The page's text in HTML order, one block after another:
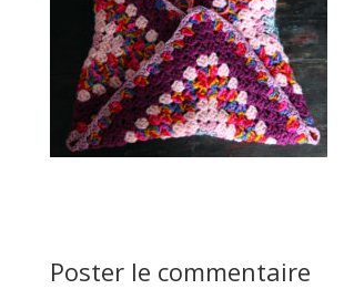
Poster le commentaire